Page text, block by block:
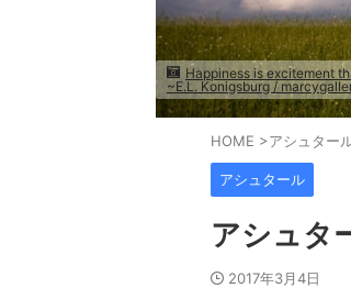
Happiness is excitement
~E.L. Konigsburg /
HOME >アシュター
アシュタール
アシュタ
2017年3月4日